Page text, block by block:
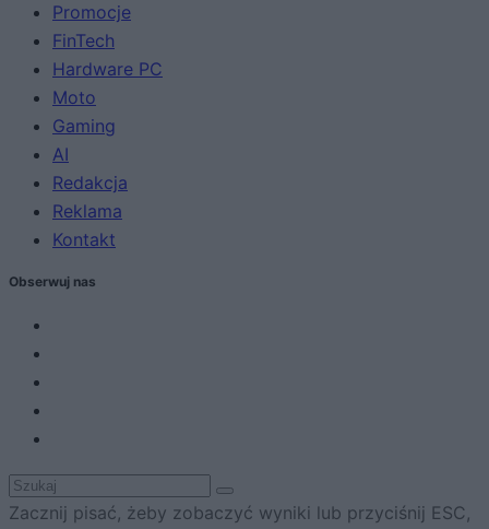
Promocje
FinTech
Hardware PC
Moto
Gaming
AI
Redakcja
Reklama
Kontakt
Obserwuj nas
Zacznij pisać, żeby zobaczyć wyniki lub przyciśnij ESC,